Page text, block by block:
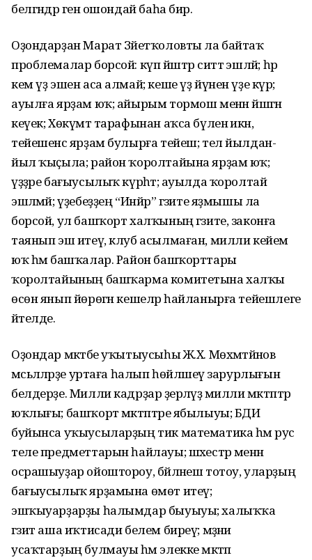
белгәндәр генә ошондай баһа бирә.
Оҙондарҙан Марат Зәйетҡоловты ла байтаҡ
проблемалар борсой: күп йәштәр ситтә эшләй; һәр
кем үҙ эшен аса алмай; кеше үҙ йүнен үҙе күрә;
ауылға ярҙам юҡ; айырым тормош менән йәшәгән
кеүек; Хөкүмәт тарафынан аҡса бүленә икән,
тейешенсә ярҙам булырға тейеш; тел йылдан-
йыл ҡыҫыла; район ҡоролтайына ярҙам юҡ;
үҙҙәре бағыусылыҡ күрһәтә; ауылда ҡоролтай
эшләмәй; үҙебеҙҙең “Инйәр” гәзите яҙмышы ла
борсой, ул башҡорт халҡының гәзите, законға
таянып эш итеү, клуб асылмаған, милли кейем
юҡ һәм башҡалар. Район башҡорттары
ҡоролтайының башҡарма комитетына халҡы
өсөн янып йөрөгән кешеләр һайланырға тейешлеге
әйтелде.
Оҙондар мәктәбе уҡытыусыһы Ж.Х. Мөхәмәтйәнов
мәсьәләләрҙе уртаға һалып һөйләшеү зарурлығын
белдерҙе. Милли кадрҙар әҙерләүҙә милли мәктәптәр
юҡлығы; башҡорт мәктәптәре ябылыуы; БДИ
буйынса уҡыусыларҙың тик математика һәм рус
теле предметтарын һайлауы; шәхестәр менән
осрашыуҙар ойоштороу, бәйләнеш тотоу, уларҙың
бағыусылыҡ ярҙамына өмөт итеү;
эшҡыуарҙарҙы һалымдар быуыуы; халыҡҡа
гәзит аша иҡтисади белем биреү; мәҙәни
усаҡтарҙың булмауы һәм элекке мәктәп